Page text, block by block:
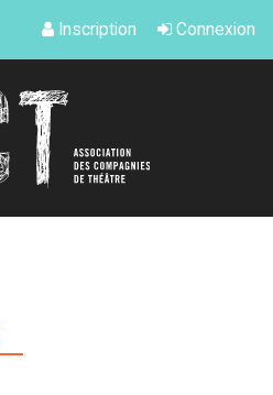
Inscription Connexion